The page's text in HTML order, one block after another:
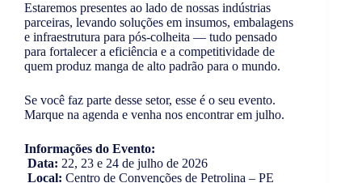
Estaremos presentes ao lado de nossas indústrias
parceiras, levando soluções em insumos, embalagens
e infraestrutura para pós-colheita — tudo pensado
para fortalecer a eficiência e a competitividade de
quem produz manga de alto padrão para o mundo.
Se você faz parte desse setor, esse é o seu evento.
Marque na agenda e venha nos encontrar em julho.
Informações do Evento:
Data: 22, 23 e 24 de julho de 2026
Local: Centro de Convenções de Petrolina – PE